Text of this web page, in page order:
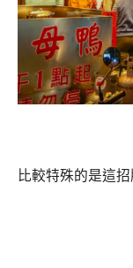
比較特殊的是這